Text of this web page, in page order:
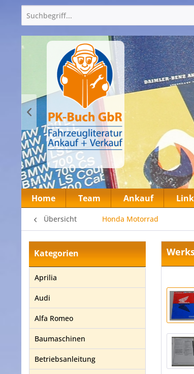
Home Team Ankauf
Übersicht Honda Motorrad
Kategorien
Aprilia
Audi
Alfa Romeo
Baumaschinen
Betriebsanleitung